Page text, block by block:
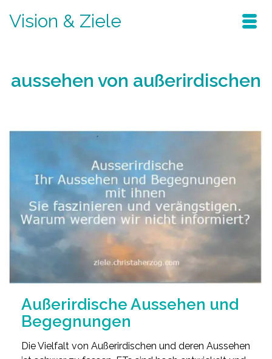
Vision & Ziele
aussehen von außerirdischen
Außerirdische Aussehen und
Begegnungen
Die Vielfalt von Außerirdischen und deren Aussehen